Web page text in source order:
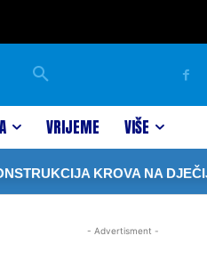
VRIJEME VIŠE
KROVA NA
- Advertisment -